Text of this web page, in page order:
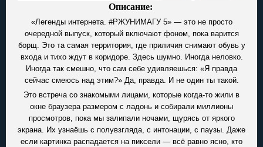
Описание:
«Легенды интернета. #РЖУНИМАГУ 5» — это не просто
очередной выпуск, который включают фоном, пока варится
борщ. Это та самая территория, где приличия снимают обувь у
входа и тихо ждут в коридоре. Здесь шумно. Иногда неловко.
Иногда так смешно, что сам себе удивляешься: «Я правда
сейчас смеюсь над этим?» Да, правда. И не один ты такой.
Это встреча со знакомыми лицами, которые когда-то жили в
окне браузера размером с ладонь и собирали миллионы
просмотров, пока мы залипали ночами, щурясь от яркого
экрана. Их узнаёшь с полувзгляда, с интонации, с паузы. Даже
если картинка распадается на пиксели — всё равно ясно, кто